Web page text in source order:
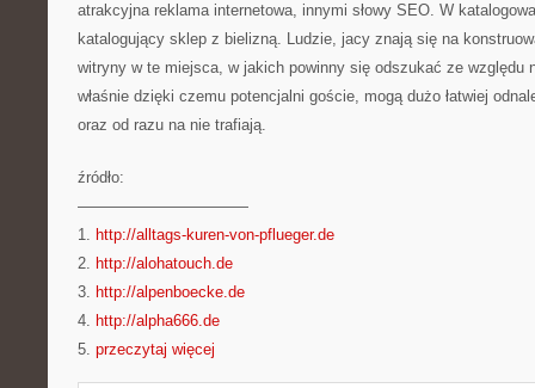
atrakcyjna reklama internetowa, innymi słowy SEO. W
katalogujący sklep z bielizną. Ludzie, jacy znają się na
witryny w te miejsca, w jakich powinny się odszukać ze względu
właśnie dzięki czemu potencjalni goście, mogą dużo łatwiej
oraz od razu na nie trafiają.
źródło:
———————————
1. http://alltags-kuren-von-pflueger.de
2. http://alohatouch.de
3. http://alpenboecke.de
4. http://alpha666.de
5. przeczytaj więcej